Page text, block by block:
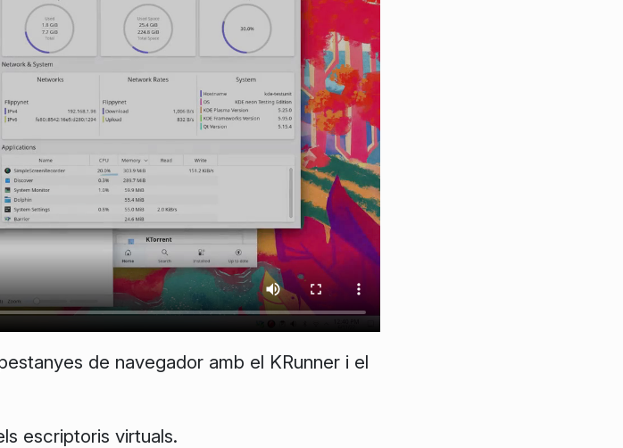
de navegador amb el KRunner i el
escriptoris virtuals.